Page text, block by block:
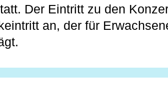
Der Eintritt zu den
an, der für